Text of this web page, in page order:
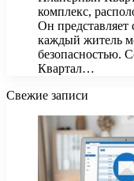
комплекс,
Он представляет
каждый житель
безопасностью.
Квартал…
Свежие записи